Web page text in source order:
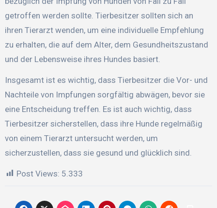
getroffen werden sollte. Tierbesitzer sollten sich an
ihren Tierarzt wenden, um eine individuelle Empfehlung
zu erhalten, die auf dem Alter, dem Gesundheitszustand
und der Lebensweise ihres Hundes basiert.
Insgesamt ist es wichtig, dass Tierbesitzer die Vor- und
Nachteile von Impfungen sorgfältig abwägen, bevor sie
eine Entscheidung treffen. Es ist auch wichtig, dass
Tierbesitzer sicherstellen, dass ihre Hunde regelmäßig
von einem Tierarzt untersucht werden, um
sicherzustellen, dass sie gesund und glücklich sind.
Post Views: 5.333